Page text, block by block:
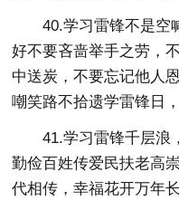
40.学习雷锋不是空
好不要吝啬举手之劳，
中送炭，不要忘记他人
嘲笑路不拾遗学雷锋日
41.学习雷锋千层浪
勤俭百姓传爱民扶老高
代相传，幸福花开万年长